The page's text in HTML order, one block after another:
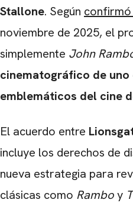
Stallone. Según
noviembre de 2025, el
simplemente John
cinematográfico de uno
emblemáticos del cine
El acuerdo entre
incluye los derechos de
nueva estrategia para
clásicas como Ramboy